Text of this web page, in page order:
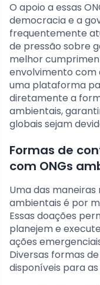
O apoio a essas
democracia e a
frequentemente
de pressão sobre
melhor
envolvimento com
uma plataforma
diretamente a
ambientais,
globais sejam
Formas de
com ONGs
Uma das maneiras
ambientais é por
Essas doações
planejem e
ações
Diversas formas
disponíveis para